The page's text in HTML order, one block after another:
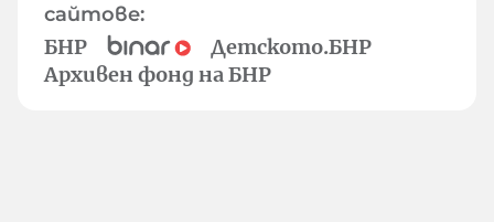
сайтове:
БНР
Детското.БНР
Архивен фонд на БНР